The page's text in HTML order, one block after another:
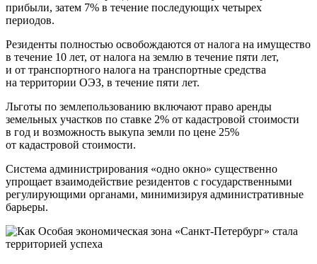
прибыли, затем 7% в течение последующих четырех
периодов.
Резиденты полностью освобождаются от налога на имущество
в течение 10 лет, от налога на землю в течение пяти лет,
и от транспортного налога на транспортные средства
на территории ОЭЗ, в течение пяти лет.
Льготы по землепользованию включают право аренды
земельных участков по ставке 2% от кадастровой стоимости
в год и возможность выкупа земли по цене 25%
от кадастровой стоимости.
Система администрирования «одно окно» существенно
упрощает взаимодействие резидентов с государственными
регулирующими органами, минимизируя административные
барьеры.